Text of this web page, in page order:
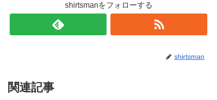
shirtsmanをフォローする
shirtsman
関連記事